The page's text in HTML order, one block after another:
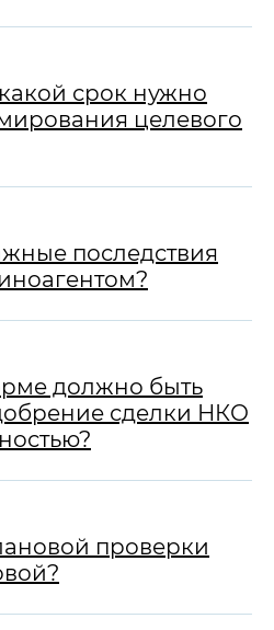
срок нужно
целевого
последствия
должно быть
сделки НКО
проверки